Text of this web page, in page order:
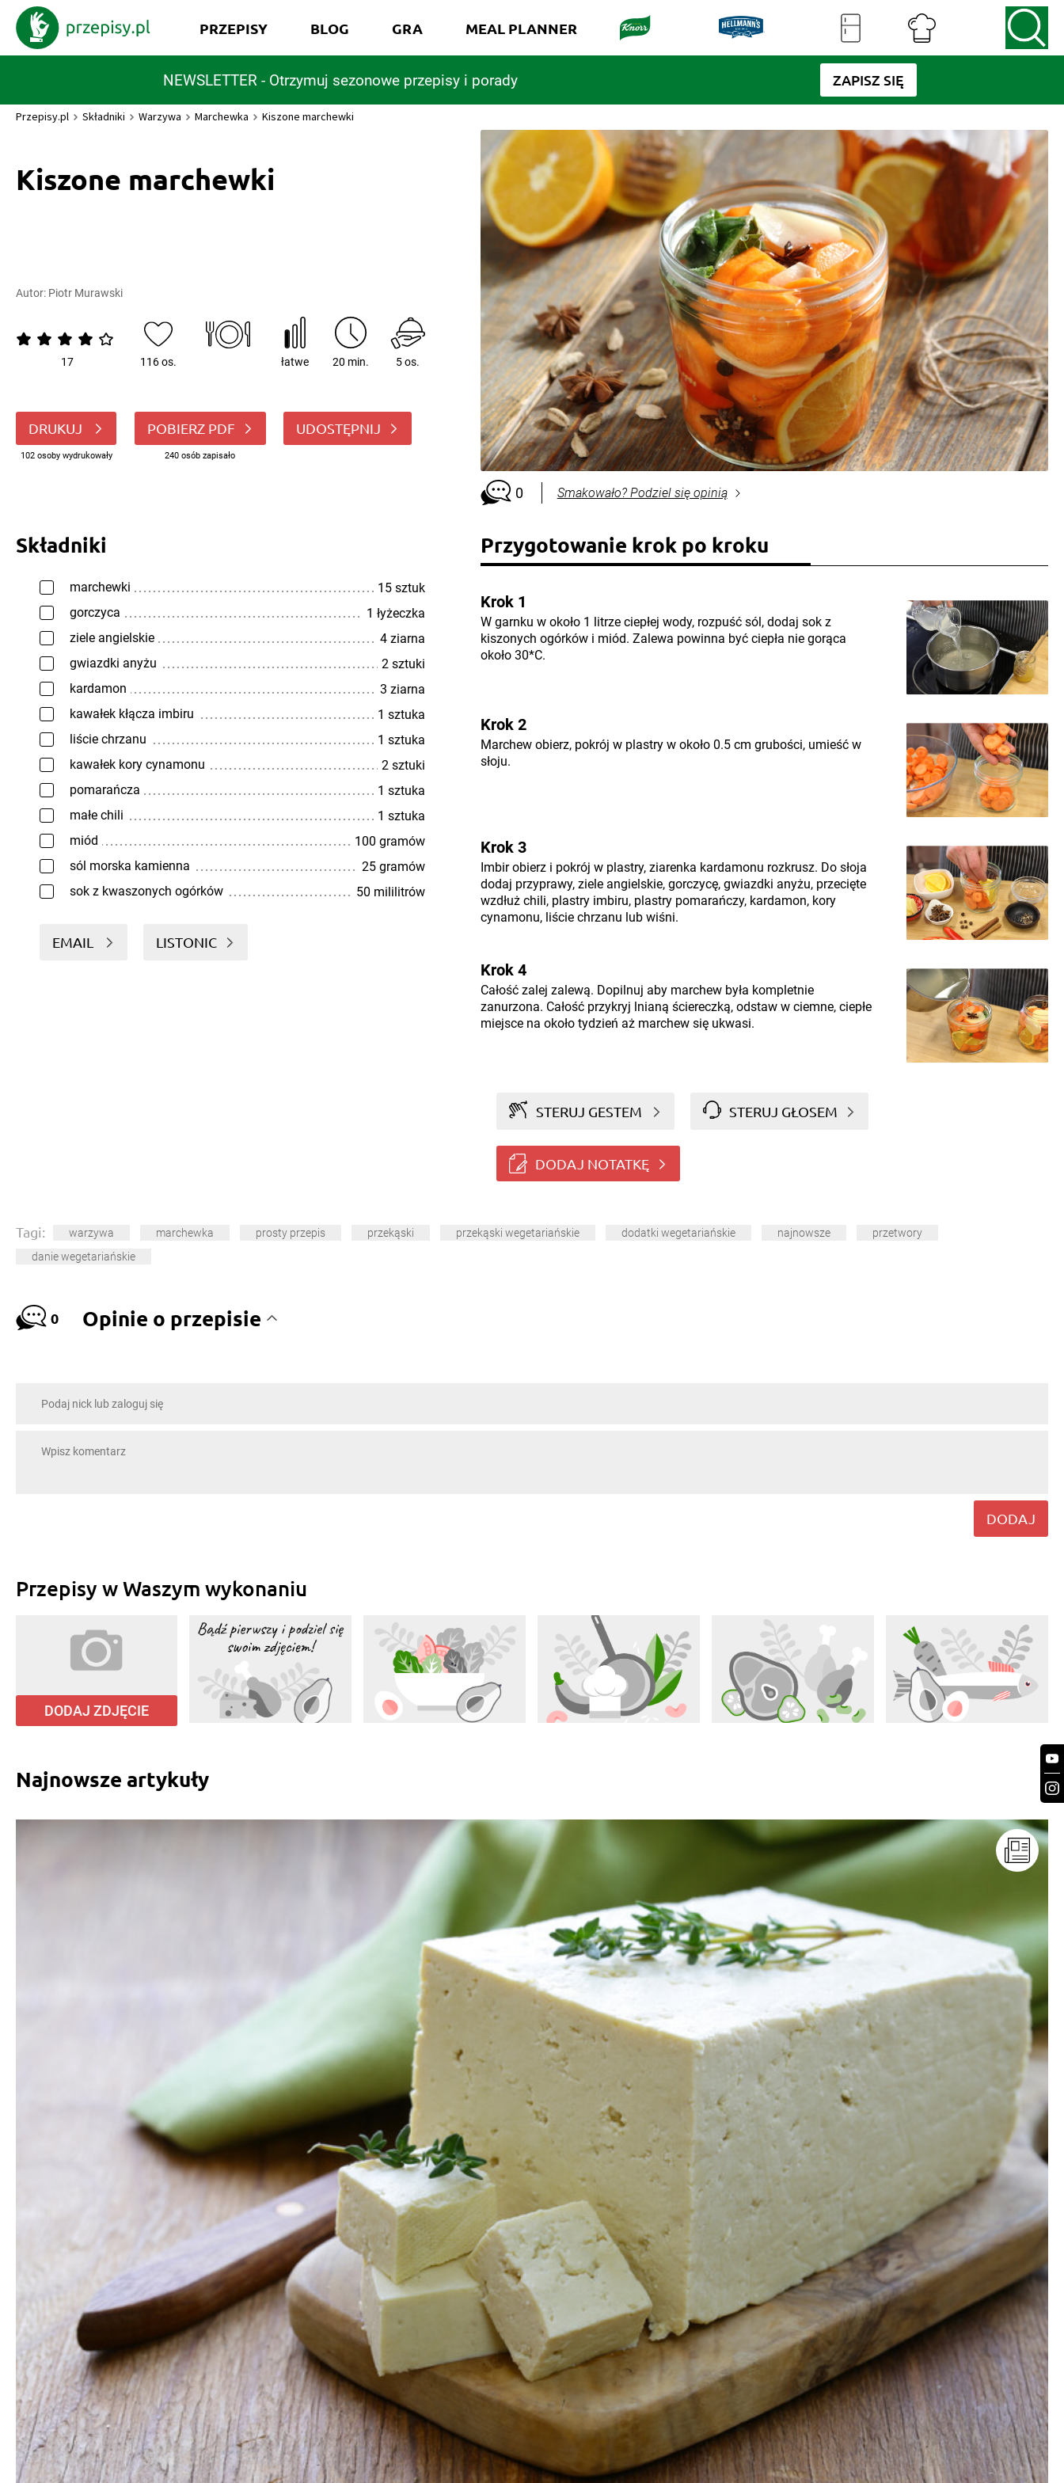
NEWSLETTER - Otrzymuj sezonowe przepisy i porady ZAPISZ SIĘ
PRZEPISY BLOG GRA MEAL PLANNER
Przepisy.pl Składniki Warzywa Marchewka Kiszone marchewki
Kiszone marchewki
Autor: Piotr Murawski
17 116 os. łatwe 20 min. 5 os.
DRUKUJ
102 osoby wydrukowały
POBIERZ PDF
240 osób zapisało
UDOSTĘPNIJ
0 Smakowało? Podziel się opinią
Składniki
marchewki
15 sztuk
gorczyca
1 łyżeczka
ziele angielskie
4 ziarna
gwiazdki anyżu
2 sztuki
kardamon
3 ziarna
kawałek kłącza imbiru
1 sztuka
liście chrzanu
1 sztuka
kawałek kory cynamonu
2 sztuki
pomarańcza
1 sztuka
małe chili
1 sztuka
miód
100 gramów
sól morska kamienna
25 gramów
sok z kwaszonych ogórków
50 mililitrów
EMAIL LISTONIC
Przygotowanie krok po kroku
Krok 1
W garnku w około 1 litrze ciepłej wody, rozpuść sól, dodaj sok z
kiszonych ogórków i miód. Zalewa powinna być ciepła nie gorąca
około 30*C.
Krok 2
Marchew obierz, pokrój w plastry w około 0.5 cm grubości, umieść w
słoju.
Krok 3
Imbir obierz i pokrój w plastry, ziarenka kardamonu rozkrusz. Do słoja
dodaj przyprawy, ziele angielskie, gorczycę, gwiazdki anyżu, przecięte
wzdłuż chili, plastry imbiru, plastry pomarańczy, kardamon, kory
cynamonu, liście chrzanu lub wiśni.
Krok 4
Całość zalej zalewą. Dopilnuj aby marchew była kompletnie
zanurzona. Całość przykryj lnianą ściereczką, odstaw w ciemne, ciepłe
miejsce na około tydzień aż marchew się ukwasi.
STERUJ GESTEM STERUJ GŁOSEM
DODAJ NOTATKĘ
Tagi: warzywa marchewka prosty przepis przekąski przekąski wegetariańskie dodatki wegetariańskie najnowsze
przetwory
danie wegetariańskie
0 Opinie o przepisie
DODAJ
Przepisy w Waszym wykonaniu
DODAJ ZDJĘCIE
Najnowsze artykuły